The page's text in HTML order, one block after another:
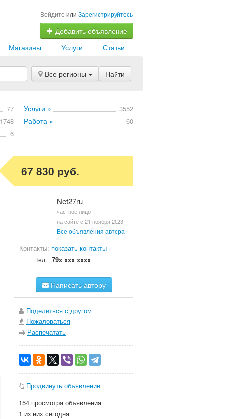
Войдите или Зарегистрируйтесь
Добавить объявление
Статьи
Услуги
Магазины
Все регионы Найти
77 Услуги » 3552
1748 Работа » 60
6
67 830 руб.
Net27ru
частное лицо
на сайте с 21 ноября 2023
Все объявления автора
Контакты: показать контакты
Тел. 79x xxx xxxx
Написать автору
Поделиться с другом
Пожаловаться
Распечатать
Продвинуть объявление
154 просмотра объявления
1 из них сегодня